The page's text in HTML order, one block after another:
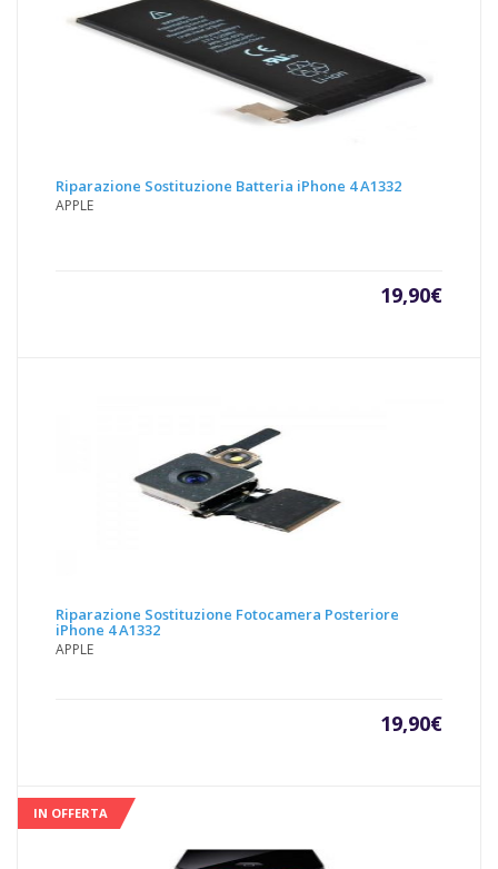
Riparazione Sostituzione Batteria iPhone 4 A1332
APPLE
19,90€
Riparazione Sostituzione Fotocamera Posteriore
iPhone 4 A1332
APPLE
19,90€
IN OFFERTA